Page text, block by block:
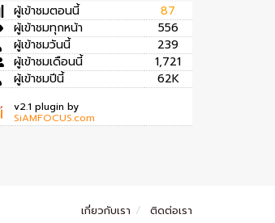
ผู้เข้าชมตอนนี้
87
ผู้เข้าชมทุกหน้า
556
ผู้เข้าชมวันนี้
239
ผู้เข้าชมเดือนนี้
1,721
ผู้เข้าชมปีนี้
62K
v2.1 plugin by
SiAMFOCUS.com
เกี่ยวกับเรา ติดต่อเรา